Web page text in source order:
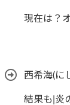
現在は？
西希海(に
結果も|炎